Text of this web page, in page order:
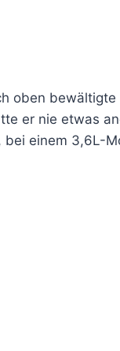
oben
er nie etwas
bei einem 3,6L-